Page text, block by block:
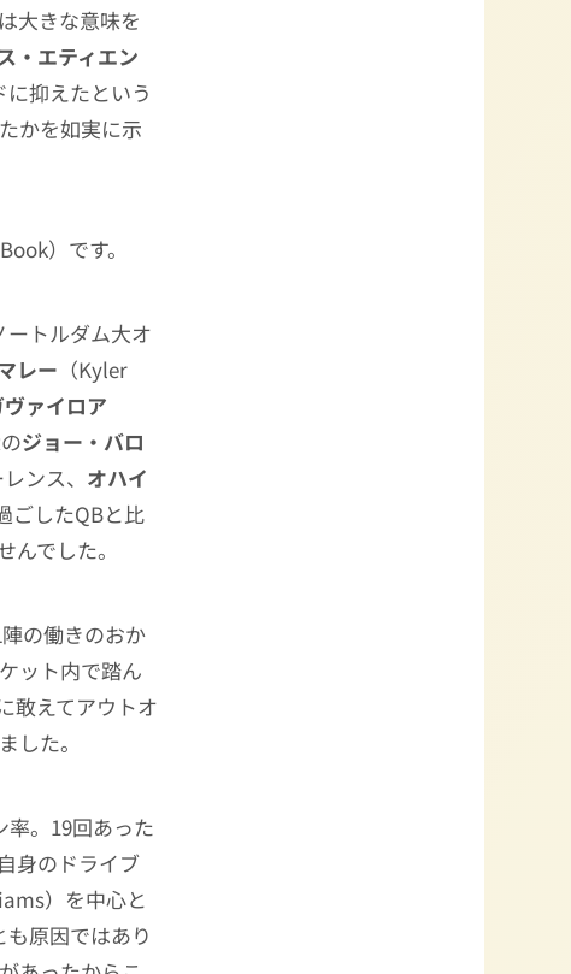
大きな意味を
・エティエン
抑えたという
かを如実に示
）です。
トルダム大オ
レー （Kyler
ァイロア
のジョー・バロ
ンス、 オハイ
ごしたQBと比
でした。
の働きのおか
ット内で踏ん
敢えてアウトオ
した。
。19回あった
身のドライブ
）を中心と
原因ではあり